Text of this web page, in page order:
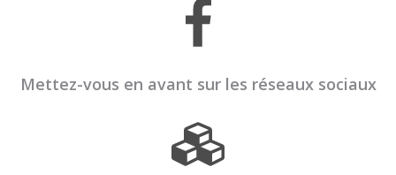
Mettez-vous en avant sur les réseaux sociaux